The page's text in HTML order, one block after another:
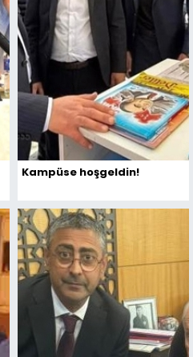
Kampüse hoşgeldin!